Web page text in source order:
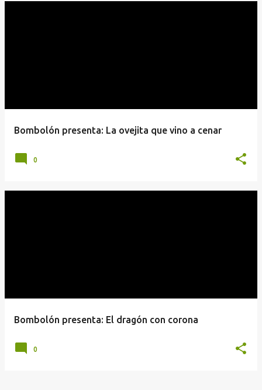
Bombolón presenta: La ovejita que vino a cenar
0
Bombolón presenta: El dragón con corona
0